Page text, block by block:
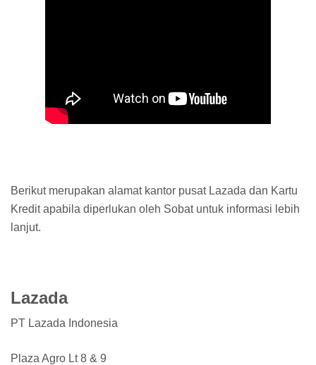
Berikut merupakan alamat kantor pusat Lazada dan Kartu
Kredit apabila diperlukan oleh Sobat untuk informasi lebih
lanjut.
Lazada
PT Lazada Indonesia
Plaza Agro Lt 8 & 9